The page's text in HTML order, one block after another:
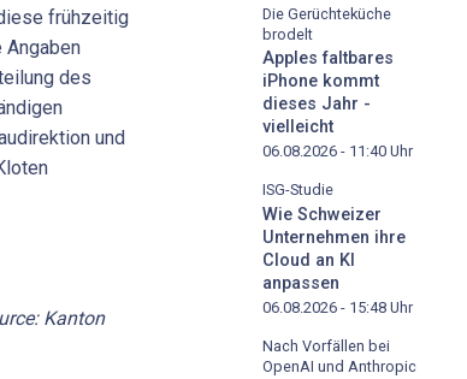
frühzeitig
Angaben
des
und
Kanton
Die Gerüchteküche
brodelt
Apples faltbares
iPhone kommt
dieses Jahr -
vielleicht
06.08.2026 - 11:40 Uhr
ISG-Studie
Wie Schweizer
Unternehmen ihre
Cloud an KI
anpassen
06.08.2026 - 15:48 Uhr
Nach Vorfällen bei
OpenAI und Anthropic